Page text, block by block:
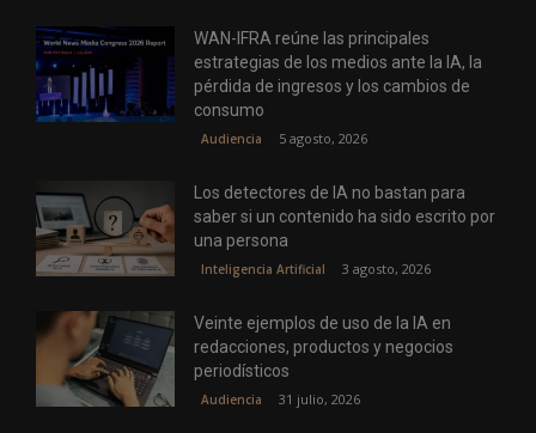
WAN-IFRA reúne las principales
estrategias de los medios ante la IA, la
pérdida de ingresos y los cambios de
consumo
Audiencia 5 agosto, 2026
Los detectores de IA no bastan para
saber si un contenido ha sido escrito por
una persona
Inteligencia Artificial 3 agosto, 2026
Veinte ejemplos de uso de la IA en
redacciones, productos y negocios
periodísticos
Audiencia 31 julio, 2026